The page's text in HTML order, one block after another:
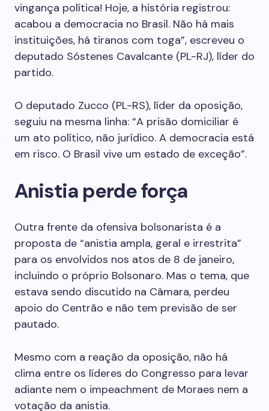
vingança política! Hoje, a história registrou:
acabou a democracia no Brasil. Não há mais
instituições, há tiranos com toga”, escreveu o
deputado Sóstenes Cavalcante (PL-RJ), líder do
partido.
O deputado Zucco (PL-RS), líder da oposição,
seguiu na mesma linha: “A prisão domiciliar é
um ato político, não jurídico. A democracia está
em risco. O Brasil vive um estado de exceção”.
Anistia perde força
Outra frente da ofensiva bolsonarista é a
proposta de “anistia ampla, geral e irrestrita”
para os envolvidos nos atos de 8 de janeiro,
incluindo o próprio Bolsonaro. Mas o tema, que
estava sendo discutido na Câmara, perdeu
apoio do Centrão e não tem previsão de ser
pautado.
Mesmo com a reação da oposição, não há
clima entre os líderes do Congresso para levar
adiante nem o impeachment de Moraes nem a
votação da anistia.